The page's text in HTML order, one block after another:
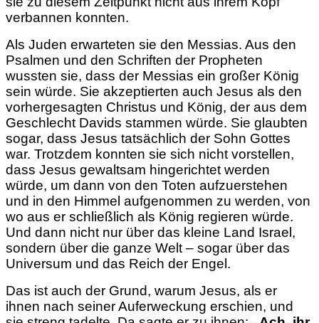
verbannen konnten.
Als Juden erwarteten sie den Messias. Aus den
Psalmen und den Schriften der Propheten
wussten sie, dass der Messias ein großer König
sein würde. Sie akzeptierten auch Jesus als den
vorhergesagten Christus und König, der aus dem
Geschlecht Davids stammen würde. Sie glaubten
sogar, dass Jesus tatsächlich der Sohn Gottes
war. Trotzdem konnten sie sich nicht vorstellen,
dass Jesus gewaltsam hingerichtet werden
würde, um dann von den Toten aufzuerstehen
und in den Himmel aufgenommen zu werden, von
wo aus er schließlich als König regieren würde.
Und dann nicht nur über das kleine Land Israel,
sondern über die ganze Welt – sogar über das
Universum und das Reich der Engel.
Das ist auch der Grund, warum Jesus, als er
ihnen nach seiner Auferweckung erschien, und